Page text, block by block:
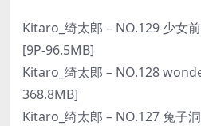
Kitaro_绮太郎 – NO.129 少女
[9P-96.5MB]
Kitaro_绮太郎 – NO.128
368.8MB]
Kitaro_绮太郎 – NO.127 兔子